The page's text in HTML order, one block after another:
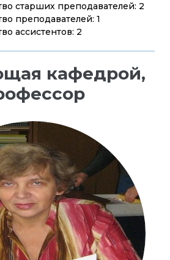
старших преподавателей: 2
преподавателей: 1
ассистентов: 2
кафедрой,